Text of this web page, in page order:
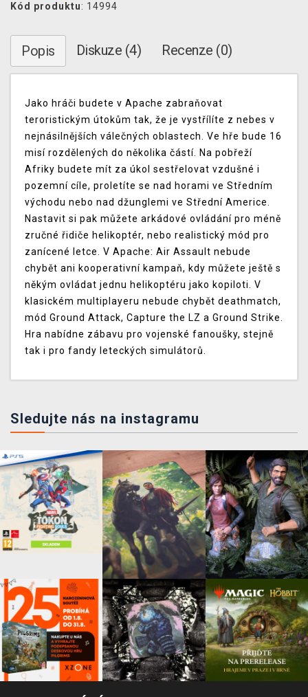
Kód produktu: 14994
Popis Diskuze (4) Recenze (0)
Jako hráči budete v Apache zabraňovat
teroristickým útokům tak, že je vystřílíte z nebes v
nejnásilnějších válečných oblastech. Ve hře bude 16
misí rozdělených do několika částí. Na pobřeží
Afriky budete mít za úkol sestřelovat vzdušné i
pozemní cíle, proletíte se nad horami ve Středním
východu nebo nad džunglemi ve Střední Americe.
Nastavit si pak můžete arkádové ovládání pro méně
zručné řidiče helikoptér, nebo realistický mód pro
zanícené letce. V Apache: Air Assault nebude
chybět ani kooperativní kampaň, kdy můžete ještě s
někým ovládat jednu helikoptéru jako kopiloti. V
klasickém multiplayeru nebude chybět deathmatch,
mód Ground Attack, Capture the LZ a Ground Strike.
Hra nabídne zábavu pro vojenské fanoušky, stejně
tak i pro fandy leteckých simulátorů.
Sledujte nás na instagramu